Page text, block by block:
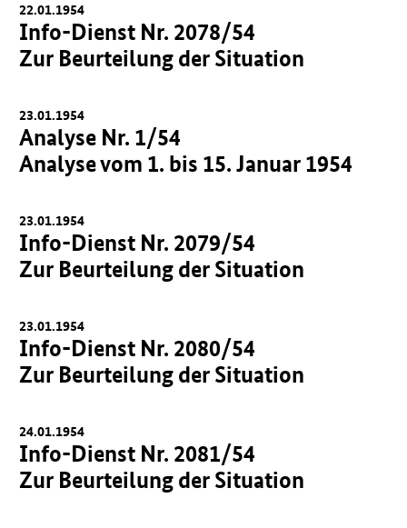
22.01.1954
Info-Dienst Nr. 2078/54
Zur Beurteilung der Situation
23.01.1954
Analyse Nr. 1/54
Analyse vom 1. bis 15. Januar 1954
23.01.1954
Info-Dienst Nr. 2079/54
Zur Beurteilung der Situation
23.01.1954
Info-Dienst Nr. 2080/54
Zur Beurteilung der Situation
24.01.1954
Info-Dienst Nr. 2081/54
Zur Beurteilung der Situation